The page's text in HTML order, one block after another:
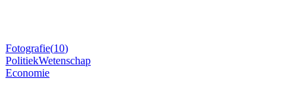
Fotografie(10)
PolitiekWetenschap
Economie